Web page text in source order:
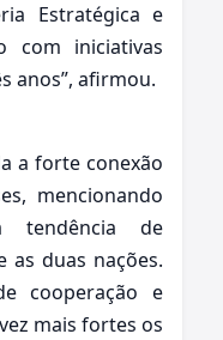
Estratégica e
com iniciativas
anos”, afirmou.
a forte conexão
mencionando
tendência de
as duas nações.
cooperação e
mais fortes os